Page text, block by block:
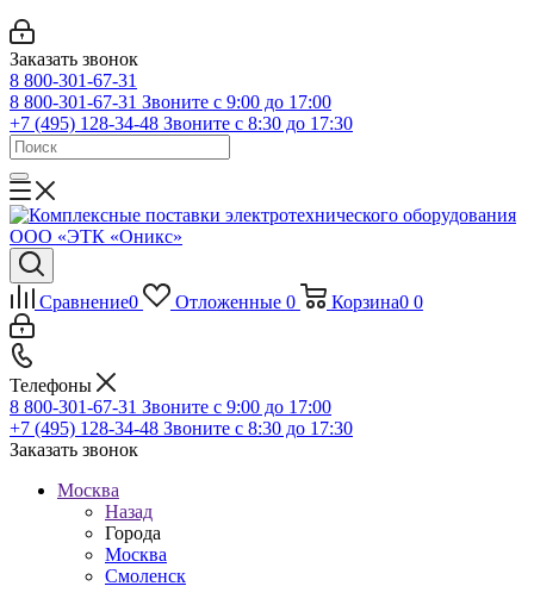
Заказать звонок
8 800-301-67-31
8 800-301-67-31 Звоните с 9:00 до 17:00
+7 (495) 128-34-48 Звоните с 8:30 до 17:30
Сравнение0 Отложенные 0 Корзина0 0
Телефоны
8 800-301-67-31 Звоните с 9:00 до 17:00
+7 (495) 128-34-48 Звоните с 8:30 до 17:30
Заказать звонок
Москва
Назад
Города
Москва
Смоленск